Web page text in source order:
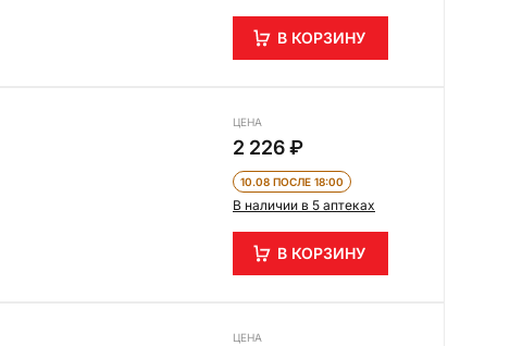
В КОРЗИНУ
ЦЕНА
2 226 ₽
10.08 ПОСЛЕ 18:00
В наличии в 5 аптеках
В КОРЗИНУ
ЦЕНА